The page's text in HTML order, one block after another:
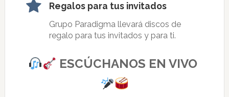
Regalos para tus invitados
Grupo Paradigma llevará discos de
regalo para tus invitados y para ti.
ESCÚCHANOS EN VIVO